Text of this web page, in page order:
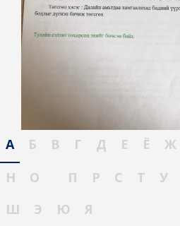
А Б В Г Д Е Ё Ж
Н
О П Р С Т У
Ш
Э Ю Я